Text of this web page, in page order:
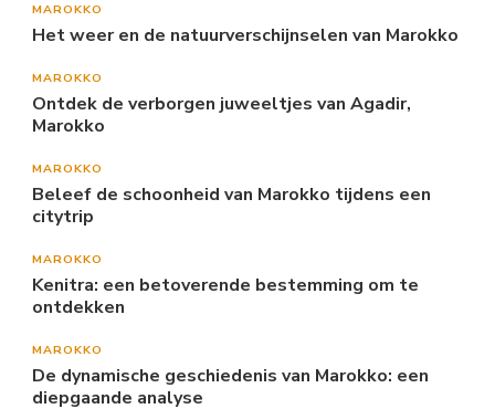
MAROKKO
Het weer en de natuurverschijnselen van Marokko
MAROKKO
Ontdek de verborgen juweeltjes van Agadir,
Marokko
MAROKKO
Beleef de schoonheid van Marokko tijdens een
citytrip
MAROKKO
Kenitra: een betoverende bestemming om te
ontdekken
MAROKKO
De dynamische geschiedenis van Marokko: een
diepgaande analyse